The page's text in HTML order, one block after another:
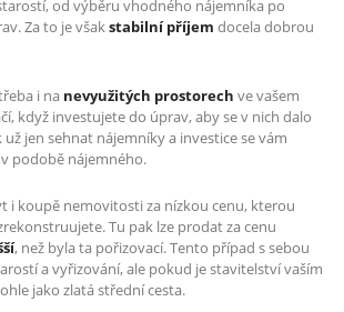
od výběru vhodného nájemníka po
Za to je všakstabilní příjem docela dobrou
i na nevyužitých prostorech ve vašem
když investujete do úprav, aby se v nich dalo
jen sehnat nájemníky a investice se vám
podobě nájemného.
i koupě nemovitosti za nízkou cenu, kterou
Tu pak lze prodat za cenu
, než byla ta pořizovací. Tento případ s sebou
a vyřizování, ale pokud je stavitelství vaším
jako zlatá střední cesta.